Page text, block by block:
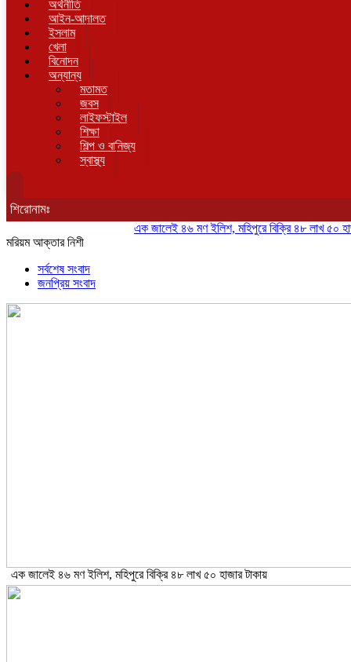
অর্থনীতি
আইন-আদালত
ইসলাম
খেলা
বিনোদন
অন্যান্য
মতামত
জবস
লাইফস্টাইল
শিক্ষা
শিল্প ও বানিজ্য
স্বাস্থ্য
শিরোনামঃ
এক জালেই ৪৬ মণ ইলিশ, মহিপুরে বিক্রি ৪৮ লাখ ৫০ হাজার
মরিয়ম আক্তার নিশী
সর্বশেষ সংবাদ
জনপ্রিয় সংবাদ
এক জালেই ৪৬ মণ ইলিশ, মহিপুরে বিক্রি ৪৮ লাখ ৫০ হাজার টাকায়